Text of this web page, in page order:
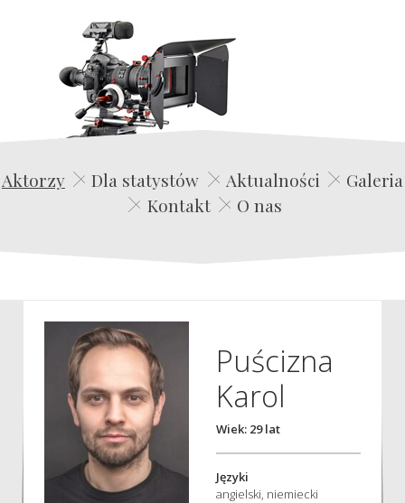
Edwin Film Agencja Aktorska
Aktorzy Dla statystów Aktualności
Galeria
Kontakt
O nas
Puścizna
Karol
Wiek: 29 lat
Języki
angielski, niemiecki